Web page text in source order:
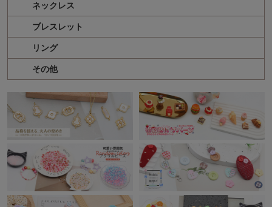
ネックレス
ブレスレット
リング
その他